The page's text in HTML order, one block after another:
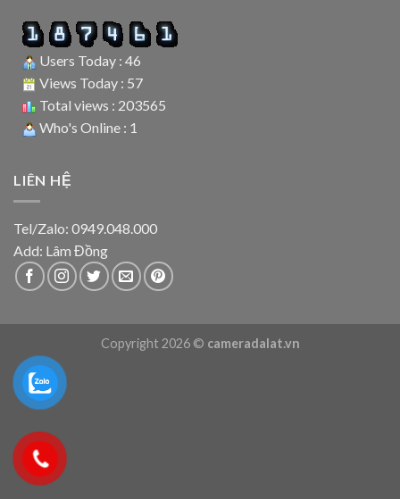
Users Today : 46
Views Today : 57
Total views : 203565
Who's Online : 1
LIÊN HỆ
Tel/Zalo: 0949.048.000
Add: Lâm Đồng
Copyright 2026 © cameradalat.vn